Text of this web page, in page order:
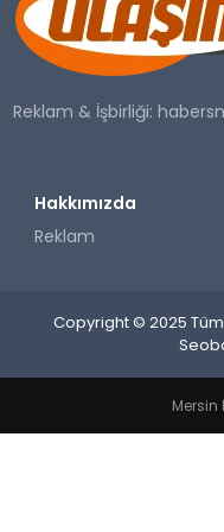
SAĞLIK
YAŞAM
Reklam & İşbirliği:
Hakkımızda
Reklam
Copyright © 2025 Tüm
Mersin